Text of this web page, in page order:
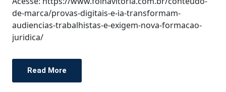
de-marca/provas-digitais-e-ia-transformam-
audiencias-trabalhistas-e-exigem-nova-formacao-
juridica/
Read More